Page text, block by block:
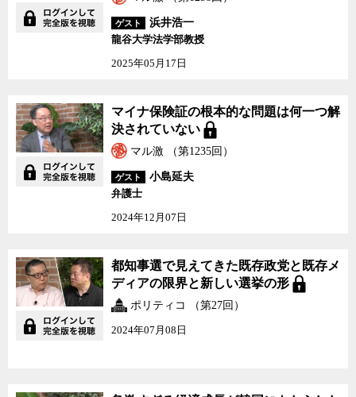
ゲスト
浜井浩一
龍谷大学法学部教授
2025年05月17日
マイナ保険証の根本的な問題は何一つ解
決されていない
マル激 （第1235回）
ゲスト
小島延夫
弁護士
2024年12月07日
都知事選で見えてきた既存政党と既存メ
ディアの限界と新しい選挙の形
ポリティコ （第27回）
2024年07月08日